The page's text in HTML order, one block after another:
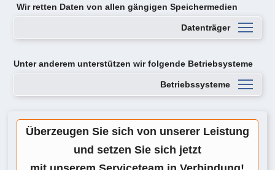
Wir retten Daten vonallen gängigen Speichermedien
Datenträger
Unter anderem unterstützen wir folgende Betriebsysteme
Betriebssysteme
Überzeugen Sie sich von unserer Leistung
und setzen Sie sich jetzt